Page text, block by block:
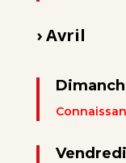
› Avril
Vendredi